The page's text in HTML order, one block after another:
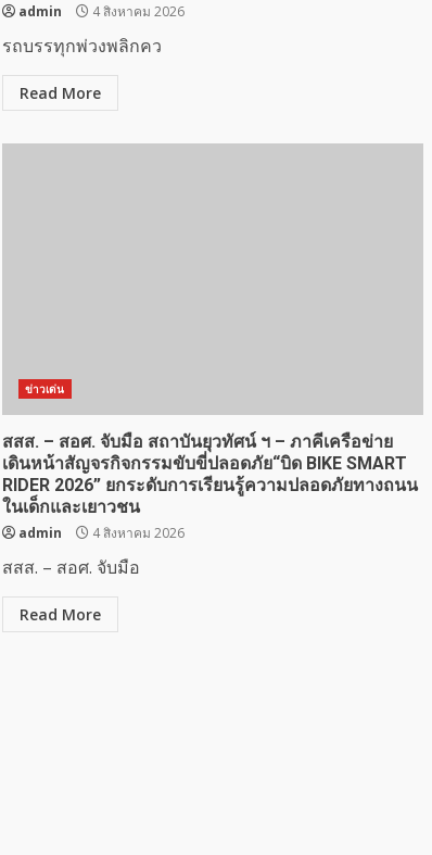
admin 4 สิงหาคม 2026
รถบรรทุกพ่วงพลิกคว
Read More
ข่าวเด่น
สสส. – สอศ. จับมือ สถาบันยุวทัศน์ ฯ – ภาคีเครือข่าย
เดินหน้าสัญจรกิจกรรมขับขี่ปลอดภัย“บิด BIKE SMART
RIDER 2026” ยกระดับการเรียนรู้ความปลอดภัยทางถนน
ในเด็กและเยาวชน
admin 4 สิงหาคม 2026
สสส. – สอศ. จับมือ
Read More